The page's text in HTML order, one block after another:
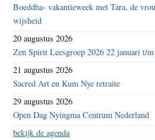
Boeddha- vakantieweek met Tara, de
wijsheid
20 augustus 2026
Zen Spirit Leesgroep 2026 22 januari t/
21 augustus 2026
Sacred Art en Kum Nye retraite
29 augustus 2026
Open Dag Nyingma Centrum Nederland
bekijk de agenda